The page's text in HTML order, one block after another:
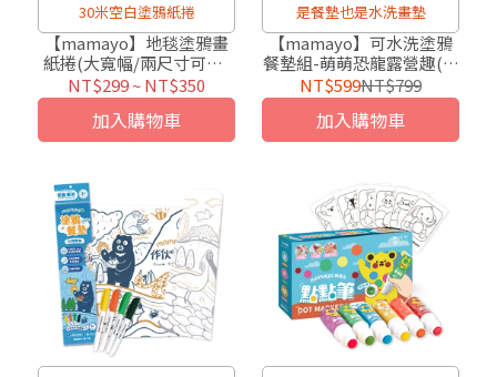
30米空白塗鴉紙捲
【mamayo】地毯塗鴉畫
紙捲(大寬幅/兩尺寸可選/
不反光/塗鴉必備)
NT$299~NT$350
加入購物車
是餐墊也是水洗畫墊
【mamayo】可水洗塗鴉
餐墊組-萌萌恐龍露營趣(插
畫家元綺聯名款)(附隨機四
色環保白板筆)
NT$599NT$799
加入購物車